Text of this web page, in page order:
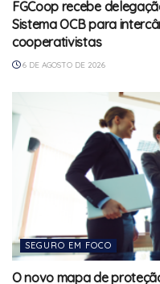
FGCoop recebe
Sistema OCB para
cooperativistas
6 DE AGOSTO DE 2026
SEGURO EM FOCO
O novo mapa de